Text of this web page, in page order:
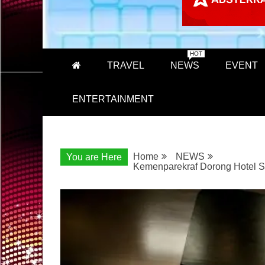
TRAVEL NEWS
HOT
EVENT
ENTERTAINMENT
You are Here Home
NEWS
Kemenparekraf Dorong Hotel